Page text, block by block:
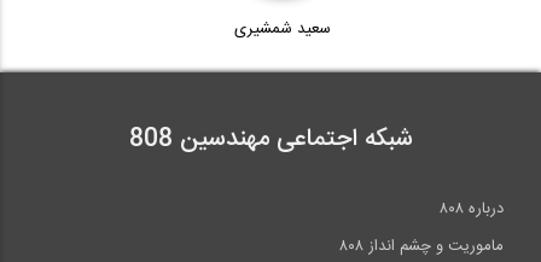
سعید شمشیری
شبکه اجتماعی مهندسین 808
درباره ۸۰۸
ماموریت و چشم انداز ۸۰۸